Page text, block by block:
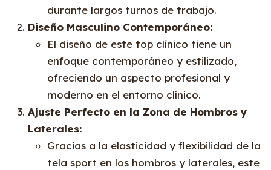
durante largos turnos de trabajo.
Diseño Masculino Contemporáneo:
El diseño de este top clínico tiene un
enfoque contemporáneo y estilizado,
ofreciendo un aspecto profesional y
moderno en el entorno clínico.
Ajuste Perfecto en la Zona de Hombros y
Laterales:
Gracias a la elasticidad y flexibilidad de la
tela sport en los hombros y laterales, este